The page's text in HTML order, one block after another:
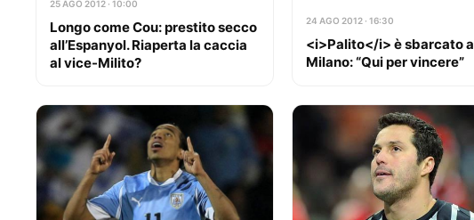
25 AGO 2012 · 10:00
Longo come Cou: prestito secco
all’Espanyol. Riaperta la caccia
al vice-Milito?
24 AGO 2012 · 16:30
<i>Palito</i> è sbarcato a
Milano: “Qui per vincere”